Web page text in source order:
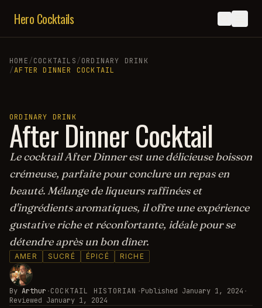
Hero Cocktails
HOME/COCKTAILS/ORDINARY DRINK
/AFTER DINNER COCKTAIL
ORDINARY DRINK
After Dinner Cocktail
Le cocktail After Dinner est une délicieuse boisson
crémeuse, parfaite pour conclure un repas en
beauté. Mélange de liqueurs raffinées et
d'ingrédients aromatiques, il offre une expérience
gustative riche et réconfortante, idéale pour se
détendre après un bon dîner.
AMER SUCRÉ ÉPICÉ RICHE
By Arthur ·COCKTAIL HISTORIAN ·Published January 1, 2024 ·
Reviewed January 1, 2024